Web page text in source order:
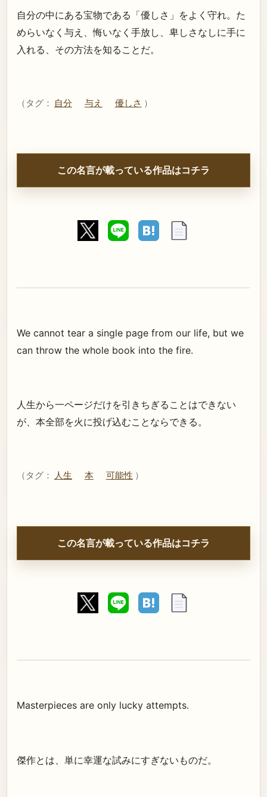
自分の中にある宝物である「優しさ」をよく守れ。た
めらいなく与え、悔いなく手放し、卑しさなしに手に
入れる、その方法を知ることだ。
（タグ： 自分 与え 優しさ ）
この名言が載っている作品はコチラ
We cannot tear a single page from our life, but we
can throw the whole book into the fire.
人生から一ページだけを引きちぎることはできない
が、本全部を火に投げ込むことならできる。
（タグ： 人生 本 可能性 ）
この名言が載っている作品はコチラ
Masterpieces are only lucky attempts.
傑作とは、単に幸運な試みにすぎないものだ。